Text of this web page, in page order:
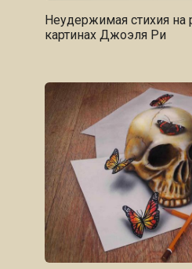
Неудержимая стихия на
картинах Джоэля Ри